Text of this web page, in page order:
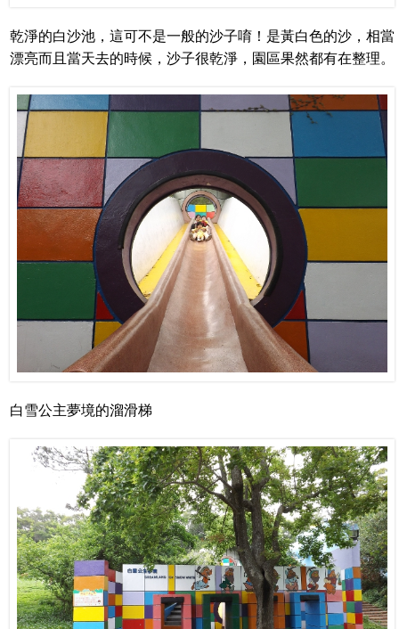
乾淨的白沙池，這可不是一般的沙子唷！是黃白色的沙，相當
漂亮而且當天去的時候，沙子很乾淨，園區果然都有在整理。
白雪公主夢境的溜滑梯